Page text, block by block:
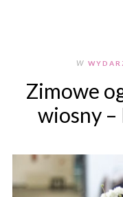
W
Zimowe
wiosny –